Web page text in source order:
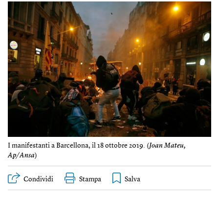
I manifestanti a Barcellona, il 18 ottobre 2019. (Joan Mateu,
Ap/Ansa)
Condividi Stampa